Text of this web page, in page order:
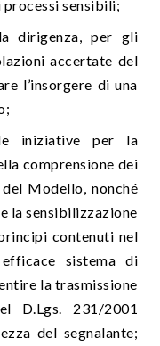
sensibili;
dirigenza, per gli
accertate del
l’insorgere di una
iniziative per la
comprensione dei
Modello, nonché
la sensibilizzazione
contenuti nel
sistema di
la trasmissione
D.Lgs. 231/2001
del segnalante;